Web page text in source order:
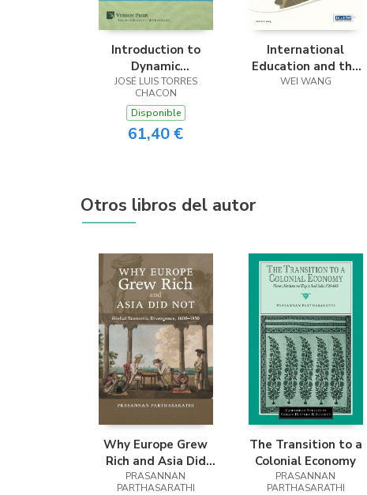
Introduction to
Dynamic
Macroeconomic
General Equilibrium
Models
JOSÉ LUIS TORRES
CHACON
Disponible
61,40 €
International
Education and the
Next-Generation
WEI WANG
Otros libros del autor
Why Europe Grew
Rich and Asia Did
Not
PRASANNAN
PARTHASARATHI
The Transition to a
Colonial Economy
PRASANNAN
PARTHASARATHI